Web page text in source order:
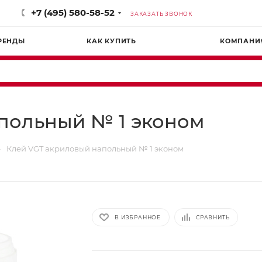
+7 (495) 580-58-52 ЗАКАЗАТЬ ЗВОНОК
КАК КУПИТЬ
№ 1 эконом
Клей VGT акриловый напольный № 1 эконом
В ИЗБРАННОЕ СРАВНИТЬ